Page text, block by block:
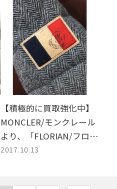
レファクスタイル仙川メ
ンズ館】
【積極的に買取強化中】
MONCLER/モンクレール
より、「FLORIAN/フロリ
アン」入荷。【トレファ
2017.10.13